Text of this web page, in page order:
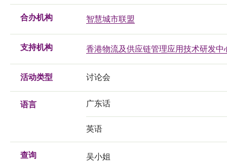
合办机构 智慧城市联盟
支持机构 香港物流及供应链管理应用技术研发中
活动类型 讨论会
语言 广东话
英语
查询
吴小姐